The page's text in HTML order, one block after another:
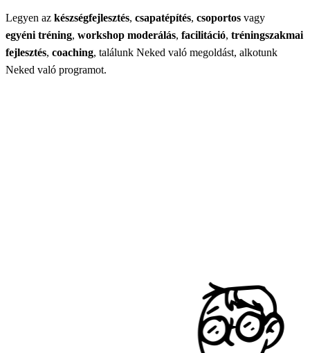
Legyen az készségfejlesztés, csapatépítés, csoportos vagy
egyéni tréning, workshop moderálás, facilitáció, tréningszakmai
fejlesztés, coaching, találunk Neked való megoldást, alkotunk
Neked való programot.